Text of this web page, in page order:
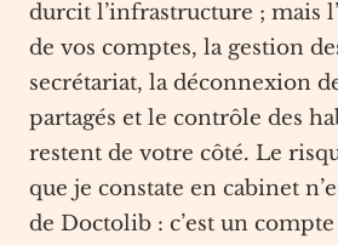
durcit l’infrastructure ; mais
de vos comptes, la gestion
secrétariat, la déconnexion
partagés et le contrôle des
restent de votre côté. Le
que je constate en cabinet
de Doctolib : c’est un